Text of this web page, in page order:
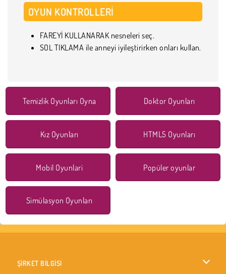
OYUN KONTROLLERI
FAREYİ KULLANARAK nesneleri seç.
SOL TIKLAMA ile anneyi iyileştirirken onları kullan.
Temizlik Oyunları Oyna Doktor Oyunları
Kız Oyunları HTML5 Oyunları
Mobil Oyunlari Popüler oyunlar
Simülasyon Oyunları
ŞİRKET BİLGİSİ